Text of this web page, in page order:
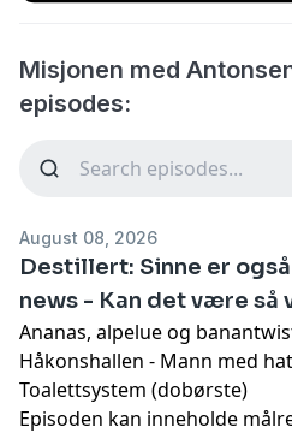
Misjonen med
episodes:
August 08, 2026
Destillert: Sinne er
news - Kan det være så
Ananas, alpelue og
Håkonshallen - Mann med
Toalettsystem (dobørste)
Episoden kan inneholde